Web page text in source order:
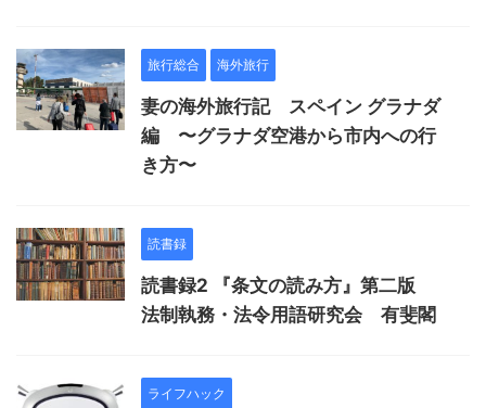
旅行総合 海外旅行
妻の海外旅行記 スペイン グラナダ
編 〜グラナダ空港から市内への行
き方〜
読書録
読書録2 『条文の読み方』第二版
法制執務・法令用語研究会 有斐閣
ライフハック